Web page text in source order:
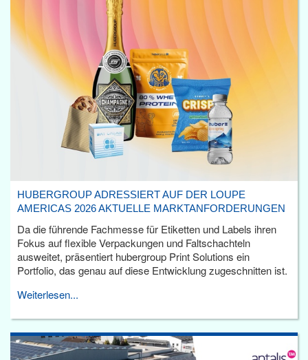
HUBERGROUP ADRESSIERT AUF DER LOUPE
AMERICAS 2026 AKTUELLE MARKTANFORDERUNGEN
Da die führende Fachmesse für Etiketten und Labels ihren
Fokus auf flexible Verpackungen und Faltschachteln
ausweitet, präsentiert hubergroup Print Solutions ein
Portfolio, das genau auf diese Entwicklung zugeschnitten ist.
Weiterlesen...